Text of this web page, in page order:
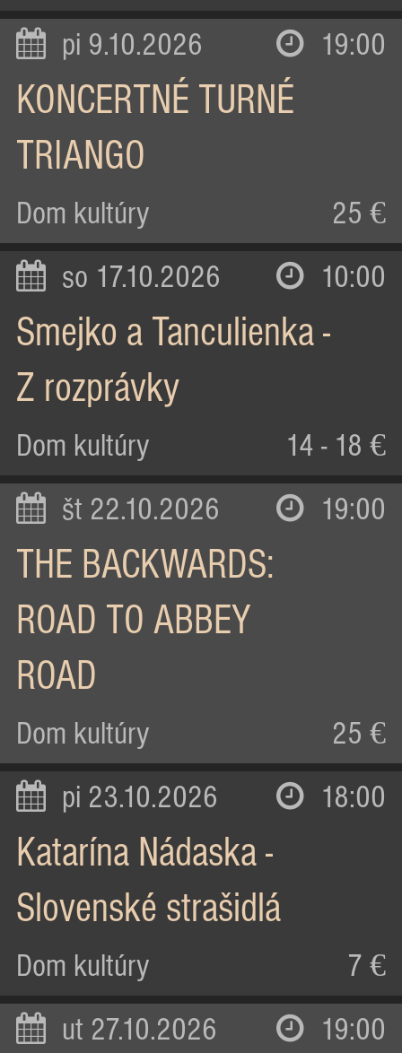
pi 9.10.2026 19:00
KONCERTNÉ TURNÉ
TRIANGO
Dom kultúry 25 €
so 17.10.2026 10:00
Smejko a Tanculienka -
Z rozprávky
Dom kultúry 14 - 18 €
št 22.10.2026 19:00
THE BACKWARDS:
ROAD TO ABBEY
ROAD
Dom kultúry 25 €
pi 23.10.2026 18:00
Katarína Nádaska -
Slovenské strašidlá
Dom kultúry 7 €
ut 27.10.2026 19:00